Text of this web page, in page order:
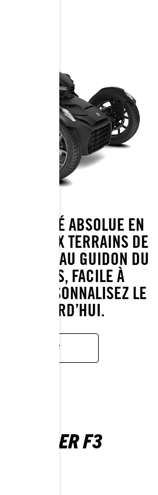
LIBERTÉ ABSOLUE EN
TERRAINS DE
ALLIEZ AU GUIDON DU
ROUES, FACILE À
PERSONNALISEZ LE
AUJOURD’HUI.
EN SAVOIR PLUS
SPYDER F3